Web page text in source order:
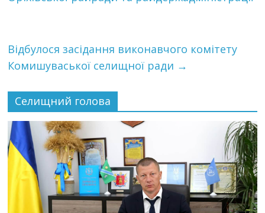
Відбулося засідання виконавчого комітету
Комишуваської селищної ради →
Селищний голова